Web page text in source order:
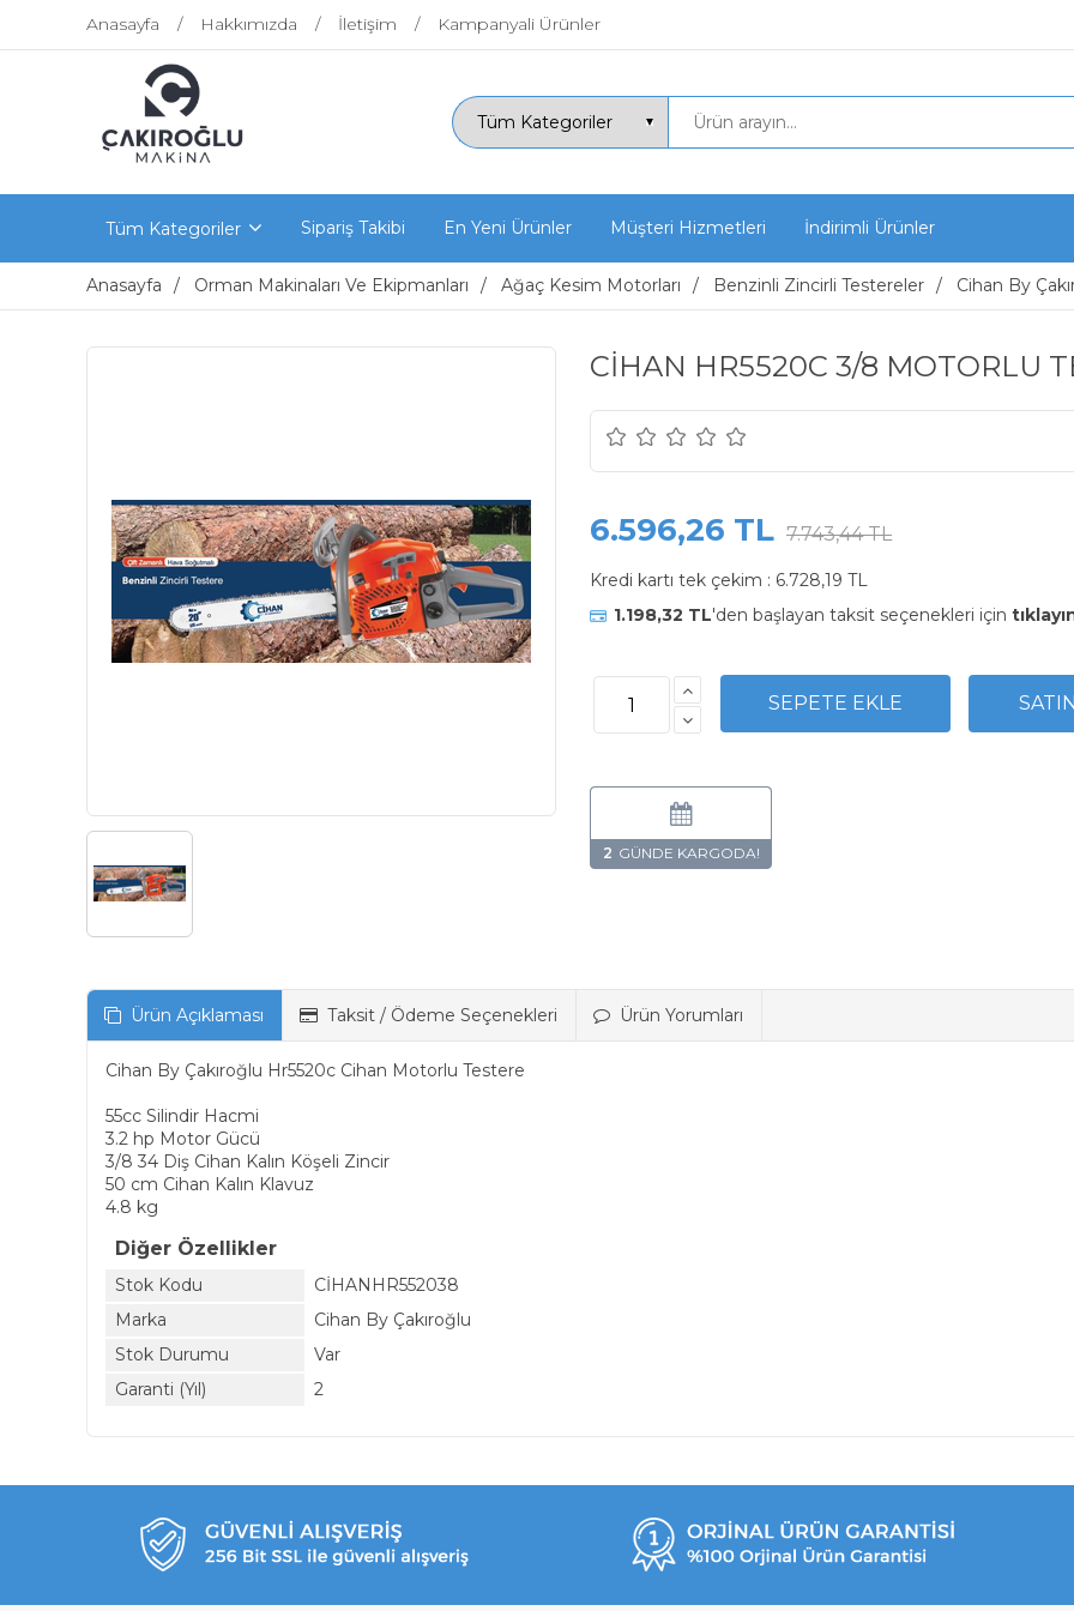
Anasayfa Hakkımızda İletişim Kampanyali Ürünler
Tüm Kategoriler Sipariş Takibi En Yeni Ürünler Müşteri Hizmetleri İndirimli Ürünler
Anasayfa Orman Makinaları Ve Ekipmanları Ağaç Kesim Motorları Benzinli Zincirli Testereler Cihan By
CİHAN HR5520C 3/8 MOTORLU
6.596,26 TL 7.743,44 TL
Kredi kartı tek çekim : 6.728,19 TL
1.198,32 TL'den başlayan taksit seçenekleri için
2
Ürün Açıklaması Taksit / Ödeme Seçenekleri Ürün Yorumları
Cihan By Çakıroğlu Hr5520c Cihan Motorlu Testere
55cc Silindir Hacmi
3.2 hp Motor Gücü
3/8 34 Diş Cihan Kalın Köşeli Zincir
50 cm Cihan Kalın Klavuz
4.8 kg
Diğer Özellikler
Stok Kodu
CİHANHR552038
Marka
Cihan By Çakıroğlu
Stok Durumu
Var
Garanti (Yıl)
2